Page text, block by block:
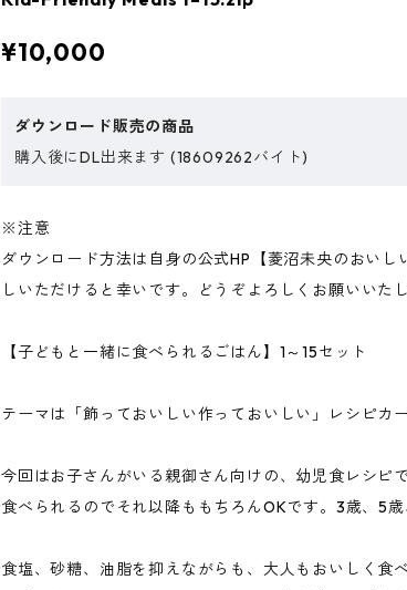
¥10,000
ダウンロード販売の商品
購入後にDL出来ます (18609262バイト)
※注意
ダウンロード方法は自身の公式HP【菱沼未央のおい
しいただけると幸いです。どうぞよろしくお願いいたし
【子どもと一緒に食べられるごはん】1～15セット
テーマは「飾っておいしい作っておいしい」レシピカー
今回はお子さんがいる親御さん向けの、幼児食レシピ
食べられるのでそれ以降ももちろんOKです。3歳、5
食塩、砂糖、油脂を抑えながらも、大人もおいしく